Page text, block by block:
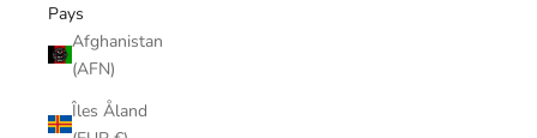
Pays
Afghanistan
(AFN)
Îles Åland